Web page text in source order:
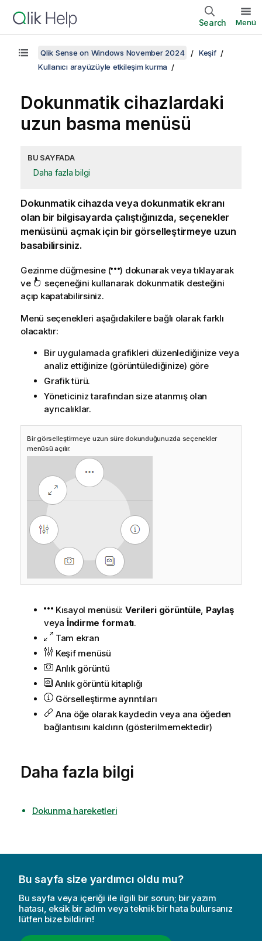
Search Menü
Qlik Sense on Windows November 2024
Keşif
Kullanıcı arayüzüyle etkileşim kurma
Dokunmatik cihazlardaki
uzun basma menüsü
BU SAYFADA
Daha fazla bilgi
Dokunmatik cihazda veya dokunmatik ekranı
olan bir bilgisayarda çalıştığınızda, seçenekler
menüsünü açmak için bir görselleştirmeye uzun
basabilirsiniz.
Gezinme düğmesine (
) dokunarak veya tıklayarak
ve
seçeneğini kullanarak dokunmatik desteğini
açıp kapatabilirsiniz.
Menü seçenekleri aşağıdakilere bağlı olarak farklı
olacaktır:
Bir uygulamada grafikleri düzenlediğinize veya
analiz ettiğinize (görüntülediğinize) göre
Grafik türü.
Yöneticiniz tarafından size atanmış olan
ayrıcalıklar.
Bir görselleştirmeye uzun süre dokunduğunuzda seçenekler
menüsü açılır.
Kısayol menüsü: Verileri görüntüle, Paylaş
veya İndirme formatı.
Tam ekran
Keşif menüsü
Anlık görüntü
Anlık görüntü kitaplığı
Görselleştirme ayrıntıları
Ana öğe olarak kaydedin veya ana öğeden
bağlantısını kaldırın (gösterilmemektedir)
Daha fazla bilgi
Dokunma hareketleri
Bu sayfa size yardımcı oldu mu?
Bu sayfa veya içeriği ile ilgili bir sorun; bir yazım
hatası, eksik bir adım veya teknik bir hata bulursanız
lütfen bize bildirin!